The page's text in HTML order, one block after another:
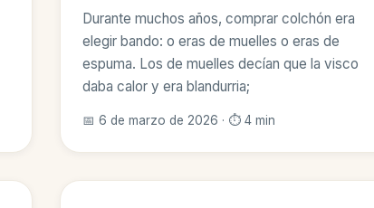
Durante muchos años, comprar colchón era
elegir bando: o eras de muelles o eras de
espuma. Los de muelles decían que la visco
daba calor y era blandurria;
📅 6 de marzo de 2026 · ⏱️ 4 min